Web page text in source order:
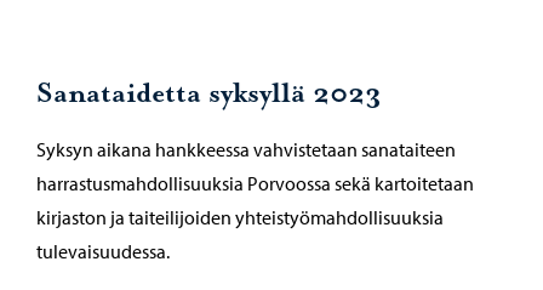
Sanataidetta syksyllä 2023
Syksyn aikana hankkeessa vahvistetaan sanataiteen
harrastusmahdollisuuksia Porvoossa sekä kartoitetaan
kirjaston ja taiteilijoiden yhteistyömahdollisuuksia
tulevaisuudessa.